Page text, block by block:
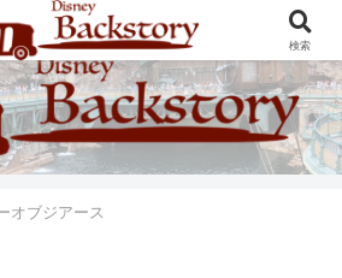
クのバックストーリーを語るブログ
オブジアース
検索